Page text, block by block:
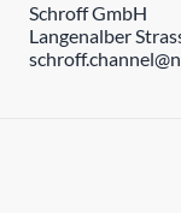
Schroff GmbH
Langenalber